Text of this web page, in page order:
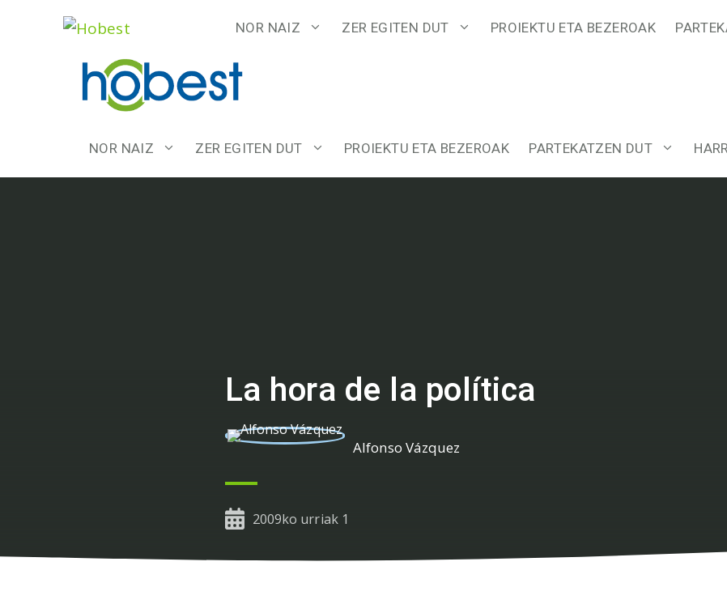
NOR NAIZ ZER EGITEN DUT PROIEKTU ETA BEZEROAK
NOR NAIZ ZER EGITEN DUT PROIEKTU ETA BEZEROAK PARTEKATZEN DUT
La hora de la política
Alfonso Vázquez
2009ko urriak 1